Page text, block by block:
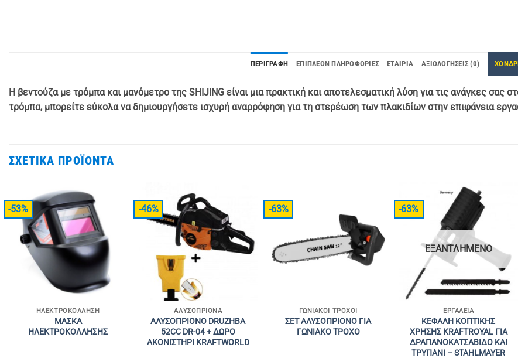
ΠΕΡΙΓΡΑΦΉ ΕΠΙΠΛΈΟΝ ΠΛΗΡΟΦΟΡΊΕΣ ΕΤΑΙΡΊΑ ΑΞΙΟΛΟΓΉΣΕΙΣ (0)
Η βεντούζα με τρόμπα και μανόμετρο της SHIJING είναι μια πρακτική και αποτελεσματική λύση για τις ανάγκες
τρόμπα, μπορείτε εύκολα να δημιουργήσετε ισχυρή αναρρόφηση για τη στερέωση των πλακιδίων στην επιφάνεια
ΣΧΕΤΙΚΆ ΠΡΟΪΌΝΤΑ
-53%
ΗΛΕΚΤΡΟΚΌΛΛΗΣΗ
ΜΑΣΚΑ
ΗΛΕΚΤΡΟΚΟΛΛΗΣΗΣ
-46%
ΑΛΥΣΟΠΡΊΟΝΑ
ΑΛΥΣΟΠΡΙΟΝΟ DRUZHBA
52CC DR-04 + ΔΩΡΟ
ΑΚΟΝΙΣΤΗΡΙ KRAFTWORLD
-63%
ΓΩΝΙΑΚΟΊ ΤΡΟΧΟΊ
ΣΕΤ ΑΛΥΣΟΠΡΙΟΝΟ ΓΙΑ
ΓΩΝΙΑΚΟ ΤΡΟΧΟ
-63%
ΕΞΑΝΤΛΗΜΈΝΟ
ΕΡΓΑΛΕΊΑ
ΚΕΦΑΛΗ ΚΟΠΤΙΚΗΣ
ΧΡΗΣΗΣ KRAFTROYAL ΓΙΑ
ΔΡΑΠΑΝΟΚΑΤΣΑΒΙΔΟ ΚΑΙ
ΤΡΥΠΑΝΙ – STAHLMAYER